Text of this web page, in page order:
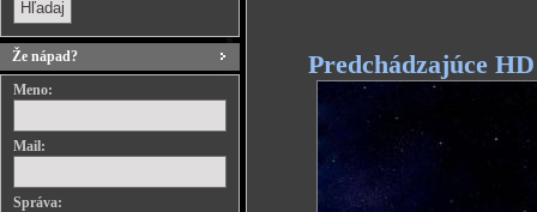
Že nápad?
Meno:
Mail:
Správa:
Predchádzajúce